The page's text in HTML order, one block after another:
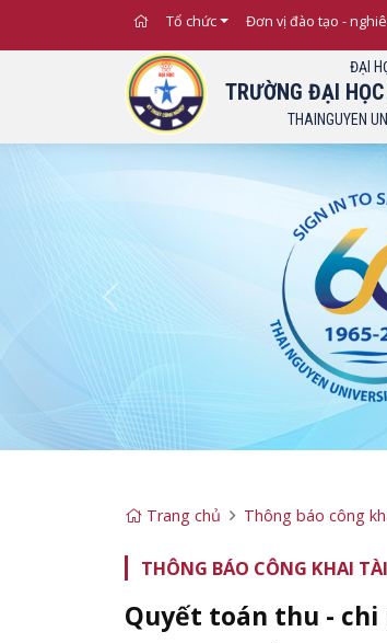
Tổ chức Đơn vị đào tạo -
ĐẠI
TRƯỜNG ĐẠI
THAINGUYEN
Previous
Trang chủ Thông báo công
THÔNG BÁO CÔNG KHAI
Quyết toán thu - chi